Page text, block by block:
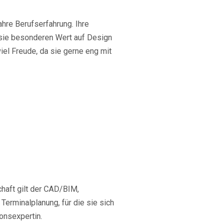
Berufserfahrung. Ihre
besonderen Wert auf Design
Freude, da sie gerne eng mit
gilt der CAD/BIM,
für die sie sich